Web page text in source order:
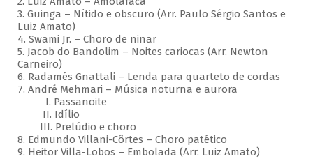
3. Guinga – Nítido e obscuro (Arr. Paulo Sérgio Santos e
Luiz Amato)
4. Swami Jr. – Choro de ninar
5. Jacob do Bandolim – Noites cariocas (Arr. Newton
Carneiro)
6. Radamés Gnattali – Lenda para quarteto de cordas
7. André Mehmari – Música noturna e aurora
I. Passanoite
II. Idílio
III. Prelúdio e choro
8. Edmundo Villani-Côrtes – Choro patético
9. Heitor Villa-Lobos – Embolada (Arr. Luiz Amato)